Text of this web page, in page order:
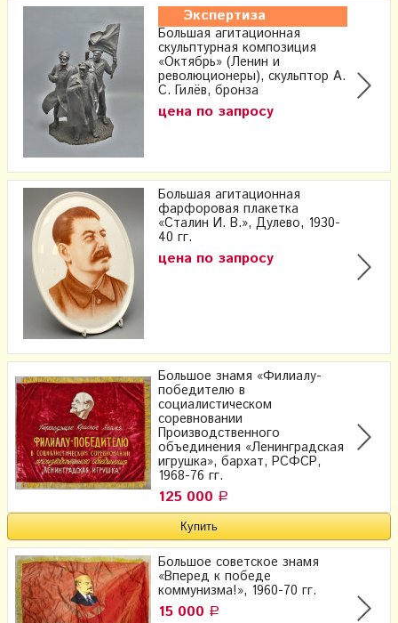
Экспертиза
Большая агитационная
скульптурная композиция
«Октябрь» (Ленин и
революционеры), скульптор А.
С. Гилёв, бронза
цена по запросу
Большая агитационная
фарфоровая плакетка
«Сталин И. В.», Дулево, 1930-
40 гг.
цена по запросу
Большое знамя «Филиалу-
победителю в
социалистическом
соревновании
Производственного
объединения «Ленинградская
игрушка», бархат, РСФСР,
1968-76 гг.
125 000 Р
Большое советское знамя
«Вперед к победе
коммунизма!», 1960-70 гг.
15 000 Р